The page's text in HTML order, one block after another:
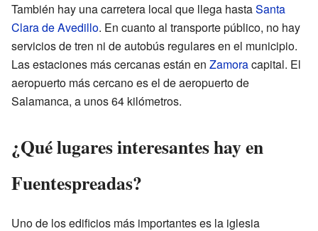
También hay una carretera local que llega hastaSanta
Clara de Avedillo. En cuanto al transporte público, no hay
servicios de tren ni de autobús regulares en el municipio.
Las estaciones más cercanas están en Zamoracapital. El
aeropuerto más cercano es el de aeropuerto de
Salamanca, a unos 64 kilómetros.
¿Qué lugares interesantes hay en
Fuentespreadas?
Uno de los edificios más importantes es la iglesia